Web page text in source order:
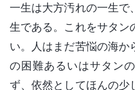
一生は大方汚れの一生で
生である。これをサタン
い。人はまだ苦悩の海か
の困難あるいはサタン
ず、依然としてほんの少